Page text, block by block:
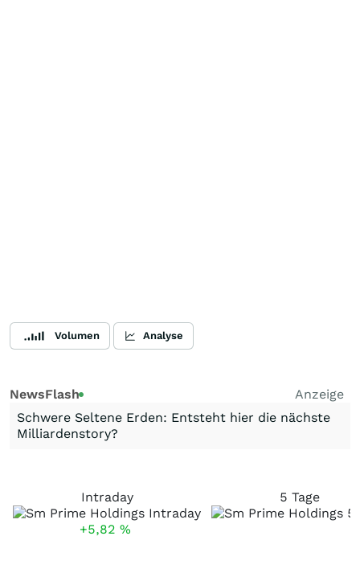
Volumen Analyse
NewsFlash
Anzeige
Schwere Seltene Erden: Entsteht hier die nächste
Milliardenstory?
Intraday
+5,82 %
5 Tage